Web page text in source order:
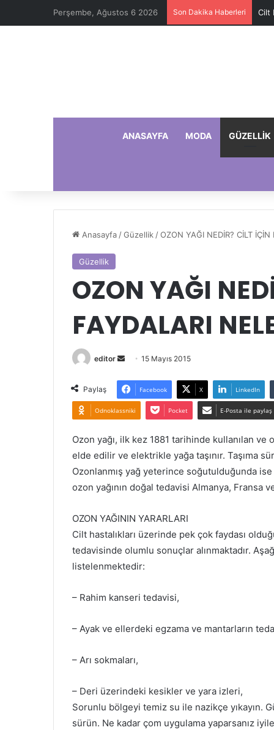
Perşembe, Ağustos 6 2026 Son Dakika Haberleri Cilt
ANASAYFA MODA GÜZELLIK
Anasayfa /Güzellik /OZON YAĞI NEDİR? CİLT İÇİN
Güzellik
OZON YAĞI
FAYDALARI
editor
Bir
posta
göndermek
15 Mayıs 2015
Paylaş Facebook X LinkedIn
Odnoklassniki Pocket E-Posta ile paylaş
Ozon yağı, ilk kez 1881 tarihinde kullanılan ve
elde edilir ve elektrikle yağa taşınır. Taşıma
Ozonlanmış yağ yeterince soğutulduğunda
ozon yağının doğal tedavisi Almanya, Fransa
OZON YAĞININ YARARLARI
Cilt hastalıkları üzerinde pek çok faydası
tedavisinde olumlu sonuçlar alınmaktadır.
listelenmektedir:
– Rahim kanseri tedavisi,
– Ayak ve ellerdeki egzama ve mantarların
– Arı sokmaları,
– Deri üzerindeki kesikler ve yara izleri,
Sorunlu bölgeyi temiz su ile nazikçe yıkayın.
sürün. Ne kadar çom uygulama yaparsanız